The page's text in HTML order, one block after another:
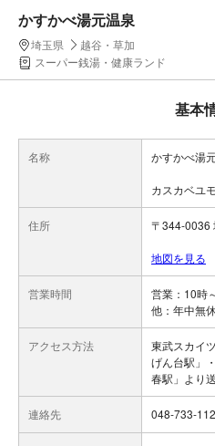
かすかべ湯元温泉
埼玉県
越谷・草加
スーパー銭湯・健康ランド
基本
名称 かすかべ湯
カスカベユ
住所 〒344-0036
地図を見る
営業時間
営業：10時
他：年中無休
アクセス方法
東武スカイ
げん台駅」
春駅」より
連絡先 048-733-